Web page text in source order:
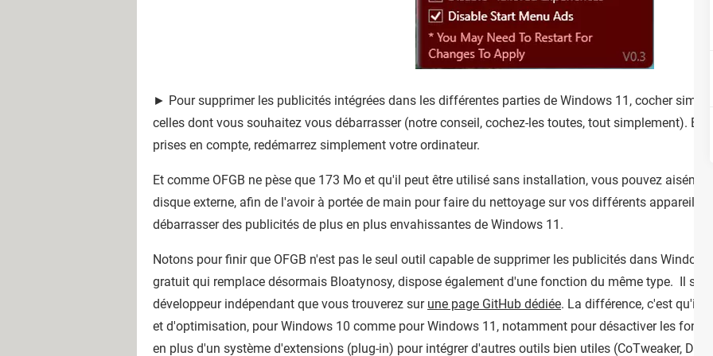
► Pour supprimer les publicités intégrées dans les différentes parties de Windows 11, cocher
celles dont vous souhaitez vous débarrasser (notre conseil, cochez-les toutes, tout simplement). Et
prises en compte, redémarrez simplement votre ordinateur.
Et comme OFGB ne pèse que 173 Mo et qu'il peut être utilisé sans installation, vous pouvez
disque externe, afin de l'avoir à portée de main pour faire du nettoyage sur vos différents appareils
débarrasser des publicités de plus en plus envahissantes de Windows 11.
Notons pour finir que OFGB n'est pas le seul outil capable de supprimer les publicités dans
gratuit qui remplace désormais Bloatynosy, dispose également d'une fonction du même type. Il
développeur indépendant que vous trouverez sur une page GitHub dédiée. La différence, c'est qu'il
et d'optimisation, pour Windows 10 comme pour Windows 11, notamment pour désactiver les
en plus d'un système d'extensions (plug-in) pour intégrer d'autres outils bien utiles (CoTweaker,